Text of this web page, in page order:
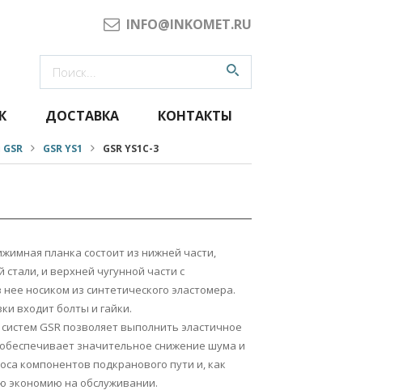
INFO@INKOMET.RU
ДОСТАВКА КОНТАКТЫ
GSR YS1 GSR YS1С-3
планка состоит из нижней части,
и верхней чугунной части с
носиком из синтетического эластомера.
входит болты и гайки.
GSR позволяет выполнить эластичное
значительное снижение шума и
компонентов подкранового пути и, как
экономию на обслуживании.